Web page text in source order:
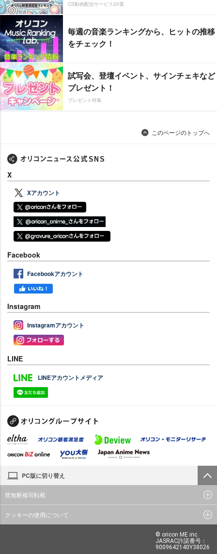
CS動画配信サービス20選
毎週の音楽ランキングから、ヒットの推移
をチェック！
試写会、登壇イベント、サインチェキなど
プレゼント！
プレゼント特集
このページのトップへ
X
Xアカウント
Facebook
Facebookアカウント
Instagram
Instagramアカウント
LINE
LINEアカウントメディア
PC版に切り替え
禁無断複写転載
クッキーの使用について
© oricon ME inc.
JASRAC許諾番号：
9009642140Y38026